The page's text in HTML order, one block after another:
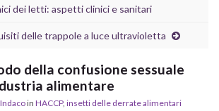
dei letti: aspetti clinici e sanitari
delle trappole a luce ultravioletta
della confusione sessuale
alimentare
in HACCP, insetti delle derrate alimentari